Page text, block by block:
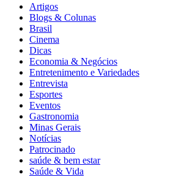
Artigos
Blogs & Colunas
Brasil
Cinema
Dicas
Economia & Negócios
Entretenimento e Variedades
Entrevista
Esportes
Eventos
Gastronomia
Minas Gerais
Notícias
Patrocinado
saúde & bem estar
Saúde & Vida